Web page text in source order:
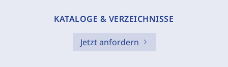
KATALOGE & VERZEICHNISSE
Jetzt anfordern